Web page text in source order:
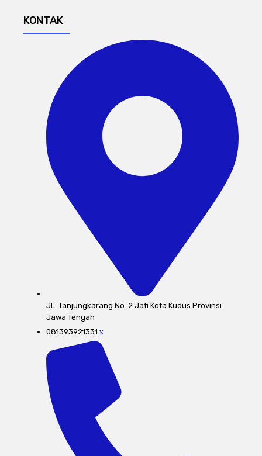
KONTAK
JL. Tanjungkarang No. 2 Jati Kota Kudus Provinsi
Jawa Tengah
081393921331